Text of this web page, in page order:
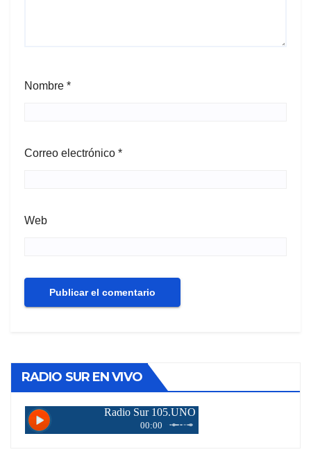
Nombre *
Correo electrónico *
Web
RADIO SUR EN VIVO